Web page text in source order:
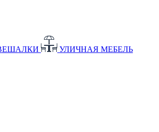
УЛИЧНАЯ МЕБЕЛЬ